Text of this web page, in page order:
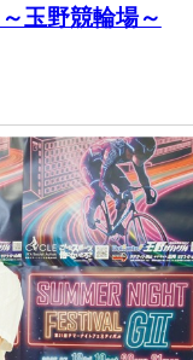
玉野競輪場～